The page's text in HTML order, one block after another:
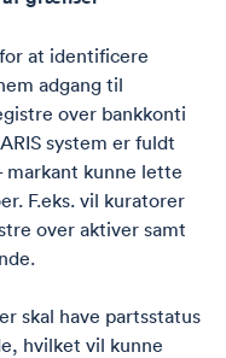
at identificere
adgang til
over bankkonti
system er fuldt
kunne lette
F.eks. vil kuratorer
over aktiver samt
skal have partsstatus
hvilket vil kunne